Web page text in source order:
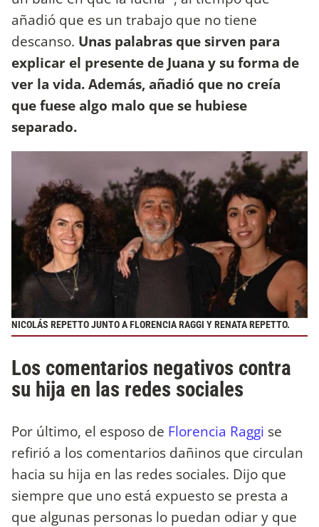
añadió que es un trabajo que no tiene
descanso. Unas palabras que sirven para
explicar el presente de Juana y su forma de
ver la vida. Además, añadió que no creía
que fuese algo malo que se hubiese
separado.
NICOLÁS REPETTO JUNTO A FLORENCIA RAGGI Y RENATA REPETTO.
Los comentarios negativos contra
su hija en las redes sociales
Por último, el esposo de Florencia Raggi se
refirió a los comentarios dañinos que circulan
hacia su hija en las redes sociales. Dijo que
siempre que uno está expuesto se presta a
que algunas personas lo puedan odiar y que